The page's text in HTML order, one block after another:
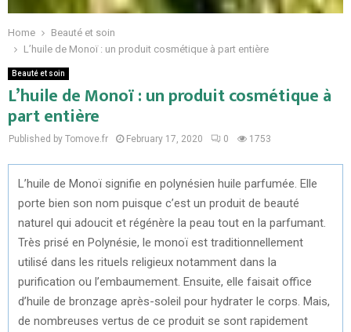
Home
Beauté et soin
L’huile de Monoï : un produit cosmétique à part entière
Beauté et soin
L’huile de Monoï : un produit cosmétique à
part entière
Published by Tomove.fr February 17, 2020 0 1753
L’huile de Monoï signifie en polynésien huile parfumée. Elle
porte bien son nom puisque c’est un produit de beauté
naturel qui adoucit et régénère la peau tout en la parfumant.
Très prisé en Polynésie, le monoï est traditionnellement
utilisé dans les rituels religieux notamment dans la
purification ou l’embaumement. Ensuite, elle faisait office
d’huile de bronzage après-soleil pour hydrater le corps. Mais,
de nombreuses vertus de ce produit se sont rapidement